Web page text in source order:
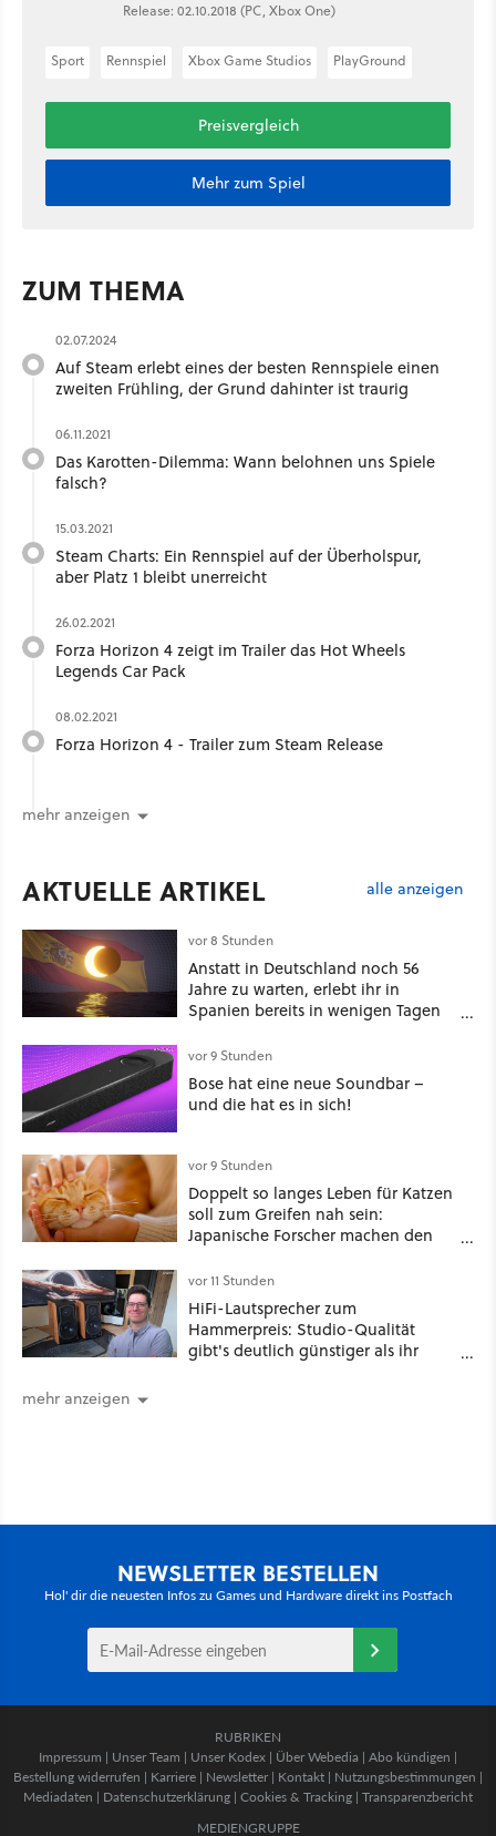
Release: 02.10.2018 (PC, Xbox One)
Sport Rennspiel Xbox Game Studios PlayGround
Preisvergleich
Mehr zum Spiel
ZUM THEMA
02.07.2024
Auf Steam erlebt eines der besten Rennspiele einen
zweiten Frühling, der Grund dahinter ist traurig
06.11.2021
Das Karotten-Dilemma: Wann belohnen uns Spiele
falsch?
15.03.2021
Steam Charts: Ein Rennspiel auf der Überholspur,
aber Platz 1 bleibt unerreicht
26.02.2021
Forza Horizon 4 zeigt im Trailer das Hot Wheels
Legends Car Pack
08.02.2021
Forza Horizon 4 - Trailer zum Steam Release
mehr anzeigen
AKTUELLE ARTIKEL alle anzeigen
vor 8 Stunden
Anstatt in Deutschland noch 56
Jahre zu warten, erlebt ihr in
Spanien bereits in wenigen Tagen
vor 9 Stunden
Bose hat eine neue Soundbar –
und die hat es in sich!
vor 9 Stunden
Doppelt so langes Leben für Katzen
soll zum Greifen nah sein:
Japanische Forscher machen den
wahr, doch über 1.200 Kommentare
zeigen, dass es nicht so einfach ist
vor 11 Stunden
HiFi-Lautsprecher zum
Hammerpreis: Studio-Qualität
gibt's deutlich günstiger als ihr
mehr anzeigen
NEWSLETTER BESTELLEN
Hol' dir die neuesten Infos zu Games und Hardware direkt ins Postfach
RUBRIKEN
Impressum | Unser Team | Unser Kodex | Über Webedia | Abo kündigen |
Bestellung widerrufen | Karriere | Newsletter | Kontakt | Nutzungsbestimmungen |
Mediadaten | Datenschutzerklärung | Cookies & Tracking | Transparenzbericht
MEDIENGRUPPE